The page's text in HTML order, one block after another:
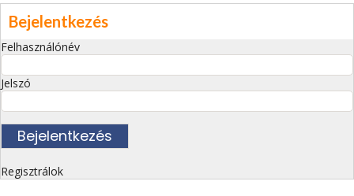
Bejelentkezés
Felhasználónév
Jelszó
Regisztrálok